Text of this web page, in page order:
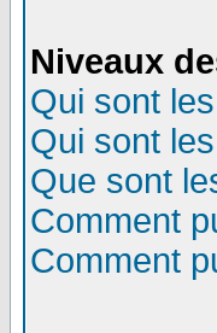
Niveaux
Qui sont
Qui sont
Que sont
Comment
Comment